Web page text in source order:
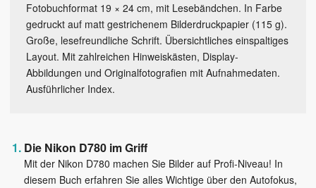
Fotobuchformat 19 × 24 cm, mit Lesebändchen. In Farbe
gedruckt auf matt gestrichenem Bilderdruckpapier (115 g).
Große, lesefreundliche Schrift. Übersichtliches einspaltiges
Layout. Mit zahlreichen Hinweiskästen, Display-
Abbildungen und Originalfotografien mit Aufnahmedaten.
Ausführlicher Index.
Die Nikon D780 im Griff
Mit der Nikon D780 machen Sie Bilder auf Profi-Niveau! In
diesem Buch erfahren Sie alles Wichtige über den Autofokus,